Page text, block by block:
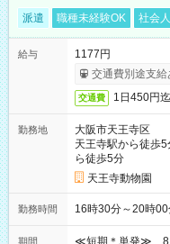
派遣 職種未経験OK 社会
給与
1177円
交通費別途支給
交通費 1日450円
勤務地
大阪市天王寺区
天王寺駅から徒歩5
ら徒歩5分
天王寺動物園
勤務時間 16時30分～20時
期間 ≪短期＊単発≫ 8